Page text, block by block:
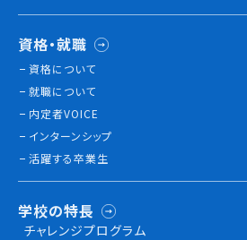
社会人・大学生・短大生の方へ
留学生の方へ(for Foreign Student)
各種証明書の申請について
企業担当者の方へ
保護者の方へ
ブログ
資格・就職
資格について
就職について
内定者VOICE
インターンシップ
活躍する卒業生
学校の特長
チャレンジプログラム